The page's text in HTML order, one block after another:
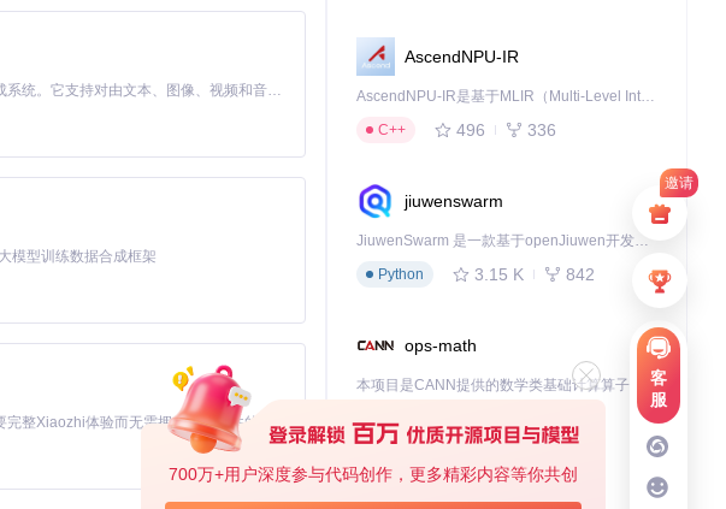
邀请
客
服
700万+用户深度参与代码创作，更多精彩内容等你共创
开发和维护变得简单，能够快速响应用
可能，共同打造更好的Matrix.org网
MiniMax H3 是一个通用的全模态生成系统。它支持对由文本、图像、视频和音频组成的多模态上下文进行统一理解，并能生成分辨率高达 2K、时长可达 15 秒的带原生立体声音频的视频。得益于面向任务泛化的系统设计，H3 在预训练阶段就已具备广泛的多模态上下文理解与生成能力，能够出色地执行复杂的多模态指令。
模型训练数据合成框架
基于Python的Xiaozhi AI，适用于想要完整Xiaozhi体验而无需拥有专用硬件的用户。
AscendNPU-IR
AscendNPU-IR是基于MLIR（Multi-Level Intermediate Representation）构建的，面向昇腾亲和算子编译时使用的中间表示，提供昇腾完备表达能力，通过编译优化提升昇腾AI处理器计算效率，支持通过生态框架使能昇腾AI处理器与深度调优
C++
496 336
jiuwenswarm
JiuwenSwarm 是一款基于openJiuwen开发的智能AI Agent，它能够将大语言模型的强大能力，通过你日常使用的各类通讯应用，直接延伸至你的指尖。
Python
3.15 K 842
ops-math
C++
deveco-code